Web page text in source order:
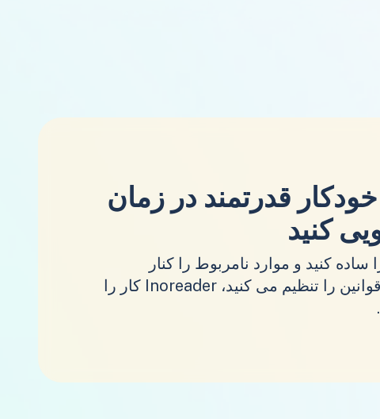
قدرتمند در زمان
کنید
کنید و موارد نامربوط را کنار
بگذارید. شما قوانین را تنظیم می کنید، Inoreader کار را